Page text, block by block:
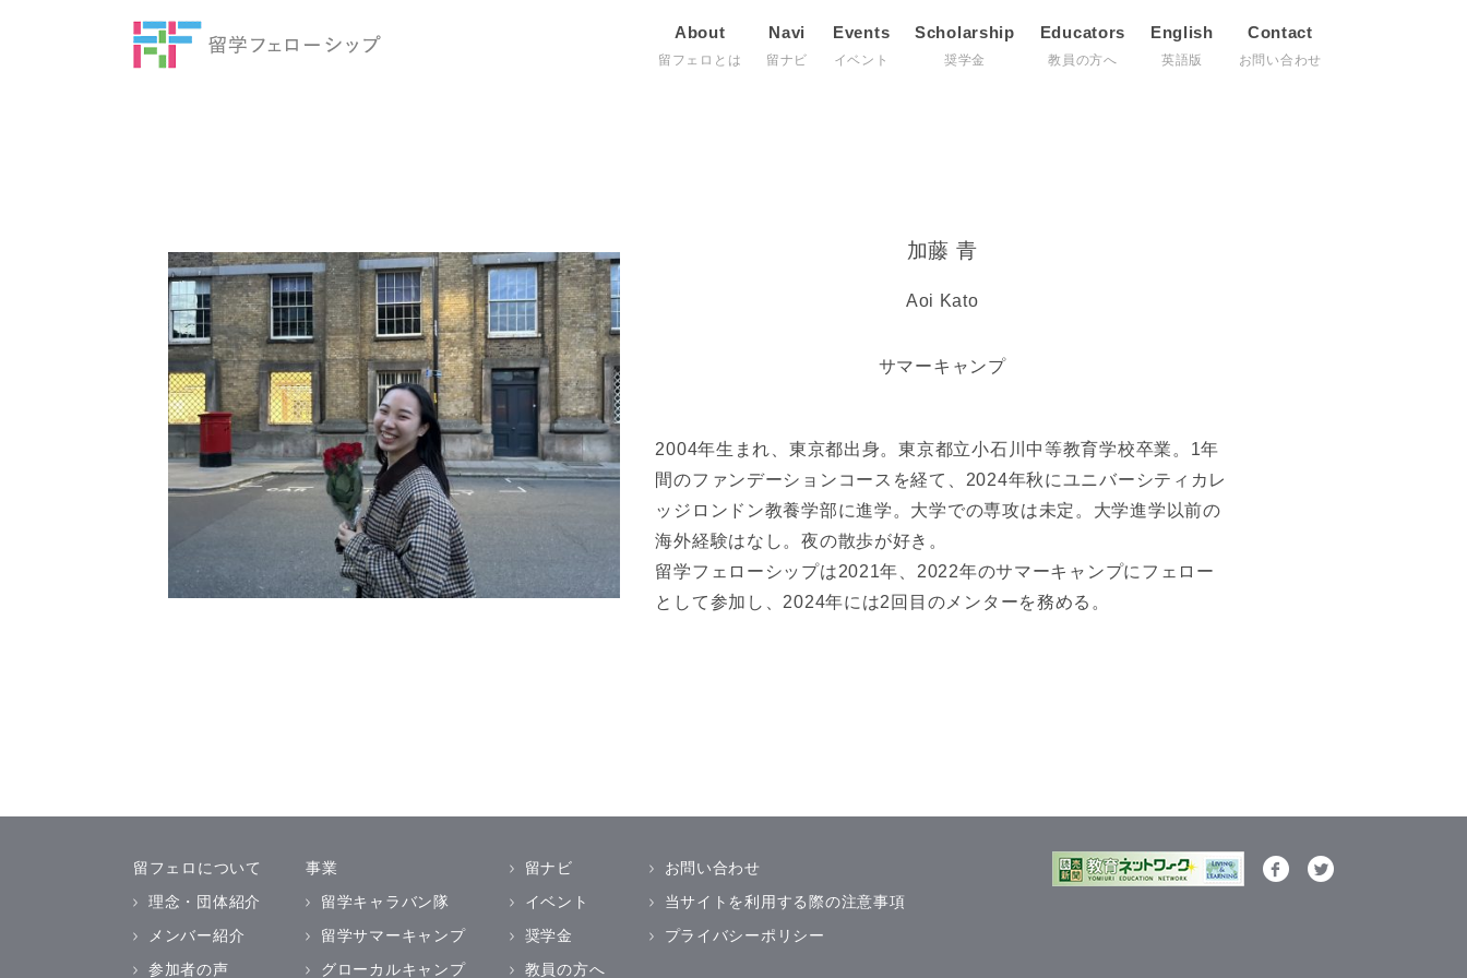
About
留フェロとは
Navi
留ナビ
Events
イベント
Scholarship
奨学金
Educators
教員の方へ
English
英語版
Contact
お問い合わせ
加藤 青
Aoi Kato
サマーキャンプ
2004年生まれ、東京都出身。東京都立小石川中等教育学校卒業。1年
間のファンデーションコースを経て、2024年秋にユニバーシティカレ
ッジロンドン教養学部に進学。大学での専攻は未定。大学進学以前の
海外経験はなし。夜の散歩が好き。
留学フェローシップは2021年、2022年のサマーキャンプにフェロー
として参加し、2024年には2回目のメンターを務める。
留フェロについて
理念・団体紹介
メンバー紹介
参加者の声
事業
留学キャラバン隊
留学サマーキャンプ
グローカルキャンプ
留ナビ
イベント
奨学金
教員の方へ
お問い合わせ
当サイトを利用する際の注意事項
プライバシーポリシー